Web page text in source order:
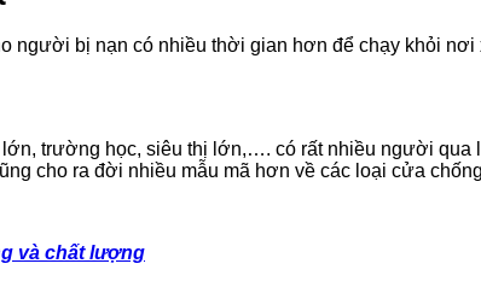
người bị nạn có nhiều thời gian hơn để chạy khỏi
trường học, siêu thị lớn,…. có rất nhiều người
cho ra đời nhiều mẫu mã hơn về các loại cửa
và chất lượng